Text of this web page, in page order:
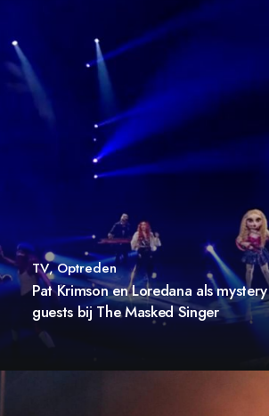
TV,Optreden
Pat Krimson en Loredana als mystery
guests bij The Masked Singer